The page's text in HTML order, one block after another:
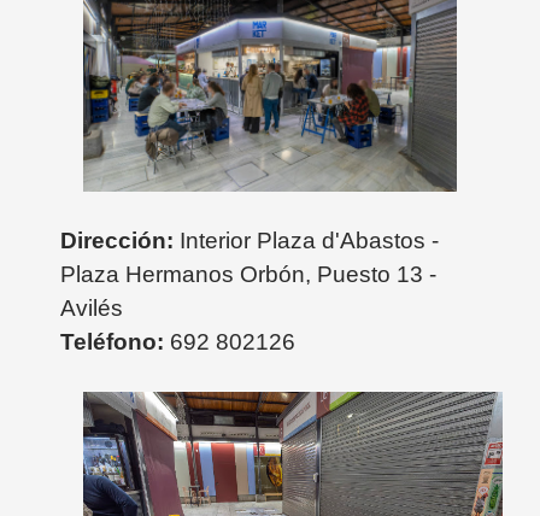
Dirección: Interior Plaza d'Abastos -
Plaza Hermanos Orbón, Puesto 13 -
Avilés
Teléfono: 692 802126